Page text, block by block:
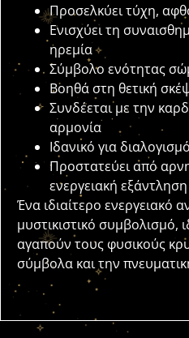
Προσελκύει τύχη,
Ενισχύει τη
ηρεμία
Σύμβολο ενότητας
Βοηθά στη θετική
Συνδέεται με την
αρμονία
Ιδανικό για
Προστατεύει από
ενεργειακή εξάντληση
Ένα ιδιαίτερο ενεργειακό
μυστικιστικό συμβολισμό,
αγαπούν τους φυσικούς
σύμβολα και την